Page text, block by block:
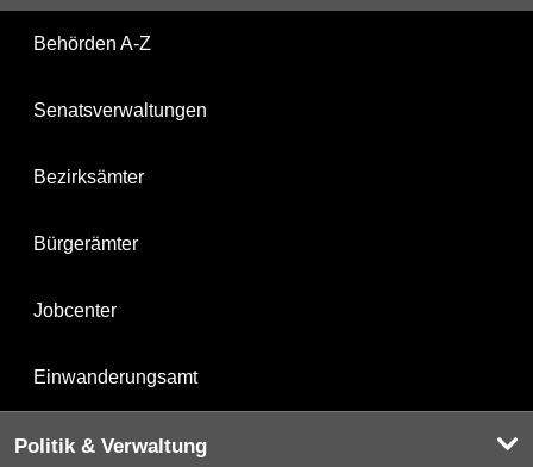
Behörden A-Z
Senatsverwaltungen
Bezirksämter
Bürgerämter
Jobcenter
Einwanderungsamt
Politik & Verwaltung